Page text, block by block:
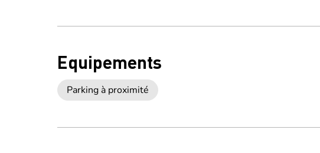
Equipements
Parking à proximité